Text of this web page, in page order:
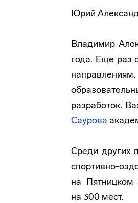
Юрий
Владимир
года. Еще раз
разработок.
Саурова
Среди других
спортивно-
на Пятницком
на 300 мест.